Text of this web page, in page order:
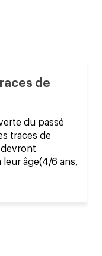
de
du passé
traces de
leur âge(4/6 ans,